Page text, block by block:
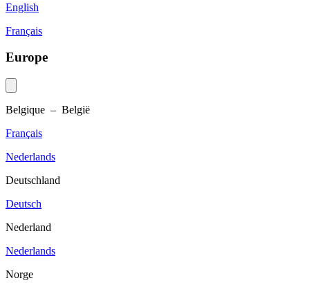
English
Français
Europe
Belgique – België
Français
Nederlands
Deutschland
Deutsch
Nederland
Nederlands
Norge